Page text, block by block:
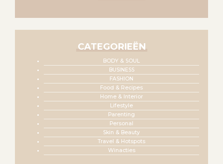
CATEGORIEËN
BODY & SOUL
BUSINESS
FASHION
Food & Recipes
Home & Interior
Lifestyle
Parenting
Personal
Skin & Beauty
Travel & Hotspots
Winacties